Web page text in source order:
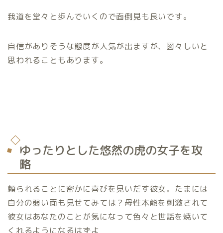
我道を堂々と歩んでいくので面倒見も良いです。
自信がありそうな態度が人気が出ますが、図々しいと
思われることもあります。
ゆったりとした悠然の虎の女子を攻
略
頼られることに密かに喜びを見いだす彼女。たまには
自分の弱い面も見せてみては？母性本能を刺激されて
彼女はあなたのことが気になって色々と世話を焼いて
くれるようになるはずよ